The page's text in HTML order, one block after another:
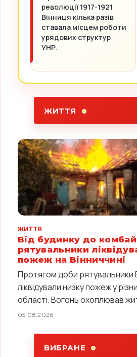
революції 1917-1921
Вінниця кілька разів
ставала місцем роботи
урядових структур
УНР.
ЖИТТЯ
ЖИТТЯ
Від будинку до
рятувальники
пожеж на Вінниччині
Протягом доби рятувальники
ліквідували низку пожеж у
області. Вогонь охоплював
05.08.2026
ВИБРАНЕ